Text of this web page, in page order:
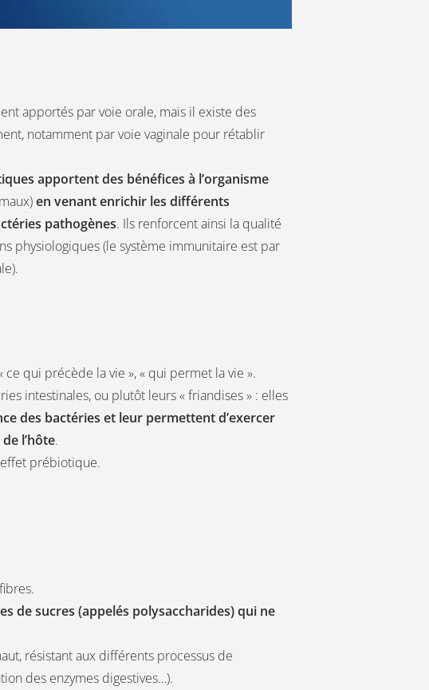
apportés par voie orale, mais il existe des
notamment par voie vaginale pour rétablir
apportent des bénéfices à l’organisme
en venant enrichir les différents
pathogènes. Ils renforcent ainsi la qualité
physiologiques (le système immunitaire est par
qui précède la vie », « qui permet la vie ».
intestinales, ou plutôt leurs « friandises » : elles
des bactéries et leur permettent d’exercer
l’hôte.
effet prébiotique.
de sucres (appelés polysaccharides) qui ne
résistant aux différents processus de
des enzymes digestives…).